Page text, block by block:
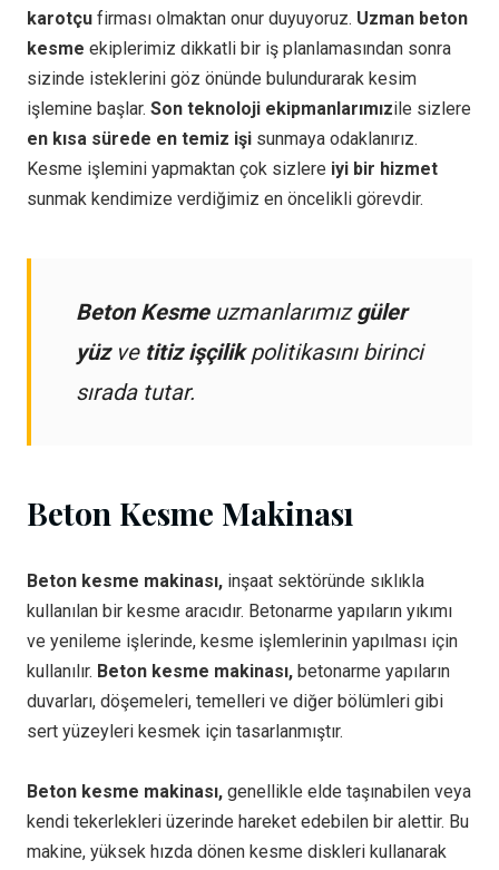
karotçu firması olmaktan onur duyuyoruz. Uzman beton
kesme ekiplerimiz dikkatli bir iş planlamasından sonra
sizinde isteklerini göz önünde bulundurarak kesim
işlemine başlar. Son teknoloji ekipmanlarımızile sizlere
en kısa sürede en temiz işi sunmaya odaklanırız.
Kesme işlemini yapmaktan çok sizlere iyi bir hizmet
sunmak kendimize verdiğimiz en öncelikli görevdir.
Beton Kesmeuzmanlarımızgüler
yüzve titiz işçilikpolitikasını birinci
sırada tutar.
Beton Kesme Makinası
Beton kesme makinası, inşaat sektöründe sıklıkla
kullanılan bir kesme aracıdır. Betonarme yapıların yıkımı
ve yenileme işlerinde, kesme işlemlerinin yapılması için
kullanılır. Beton kesme makinası, betonarme yapıların
duvarları, döşemeleri, temelleri ve diğer bölümleri gibi
sert yüzeyleri kesmek için tasarlanmıştır.
Beton kesme makinası, genellikle elde taşınabilen veya
kendi tekerlekleri üzerinde hareket edebilen bir alettir. Bu
makine, yüksek hızda dönen kesme diskleri kullanarak